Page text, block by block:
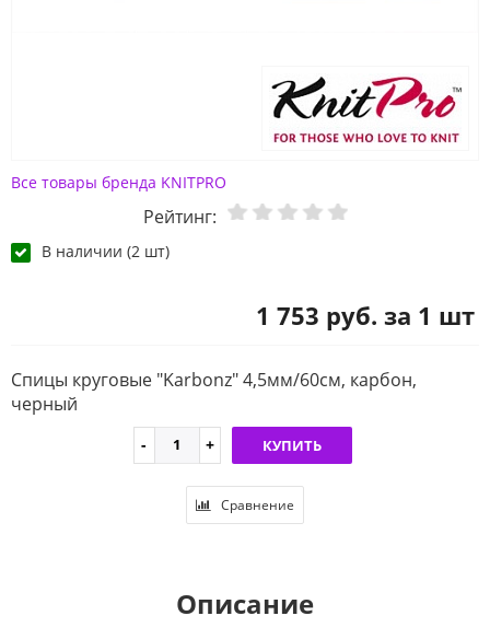
Все товары бренда KNITPRO
Рейтинг:
В наличии (2 шт)
1 753 руб. за 1 шт
Спицы круговые "Karbonz" 4,5мм/60см, карбон,
черный
КУПИТЬ
Сравнение
Описание